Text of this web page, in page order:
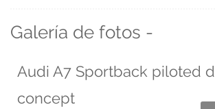
Galería de fotos -
Audi A7 Sportback piloted
concept